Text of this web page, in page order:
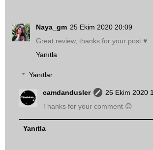
Naya_gm 25 Ekim 2020 20:09
Great review, thanks for your post ♥
Yanıtla
Yanıtlar
camdandusler
26 Ekim 2020
Thanks for your comment 😊
Yanıtla